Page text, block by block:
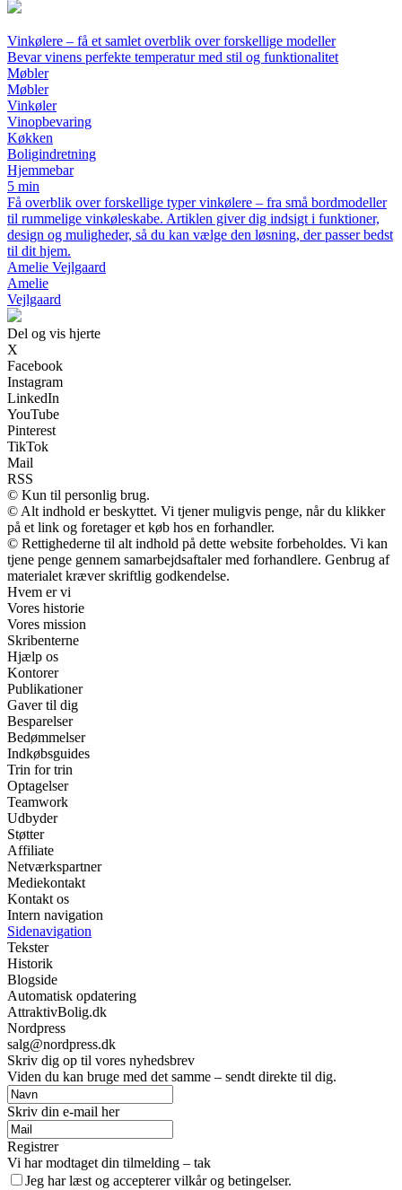
Vinkølere – få et samlet overblik over forskellige modeller
Bevar vinens perfekte temperatur med stil og funktionalitet
Møbler
Møbler
Vinkøler
Vinopbevaring
Køkken
Boligindretning
Hjemmebar
5 min
Få overblik over forskellige typer vinkølere – fra små bordmodeller
til rummelige vinkøleskabe. Artiklen giver dig indsigt i funktioner,
design og muligheder, så du kan vælge den løsning, der passer bedst
til dit hjem.
Amelie Vejlgaard
Amelie
Vejlgaard
Del og vis hjerte
X
Facebook
Instagram
LinkedIn
YouTube
Pinterest
TikTok
Mail
RSS
© Kun til personlig brug.
© Alt indhold er beskyttet. Vi tjener muligvis penge, når du klikker
på et link og foretager et køb hos en forhandler.
© Rettighederne til alt indhold på dette website forbeholdes. Vi kan
tjene penge gennem samarbejdsaftaler med forhandlere. Genbrug af
materialet kræver skriftlig godkendelse.
Hvem er vi
Vores historie
Vores mission
Skribenterne
Hjælp os
Kontorer
Publikationer
Gaver til dig
Besparelser
Bedømmelser
Indkøbsguides
Trin for trin
Optagelser
Teamwork
Udbyder
Støtter
Affiliate
Netværkspartner
Mediekontakt
Kontakt os
Intern navigation
Sidenavigation
Tekster
Historik
Blogside
Automatisk opdatering
AttraktivBolig.dk
Nordpress
salg@nordpress.dk
Skriv dig op til vores nyhedsbrev
Viden du kan bruge med det samme – sendt direkte til dig.
Skriv din e-mail her
Registrer
Vi har modtaget din tilmelding – tak
Jeg har læst og accepterer vilkår og betingelser.